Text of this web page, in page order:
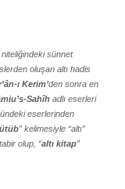
niteliğindeki sünnet
oluşan altı hadis
ı Kerim’den sonra en
Sahîh adlı eserleri
eserlerinden
” kelimesiyle “altı”
olup, “altı kitap”